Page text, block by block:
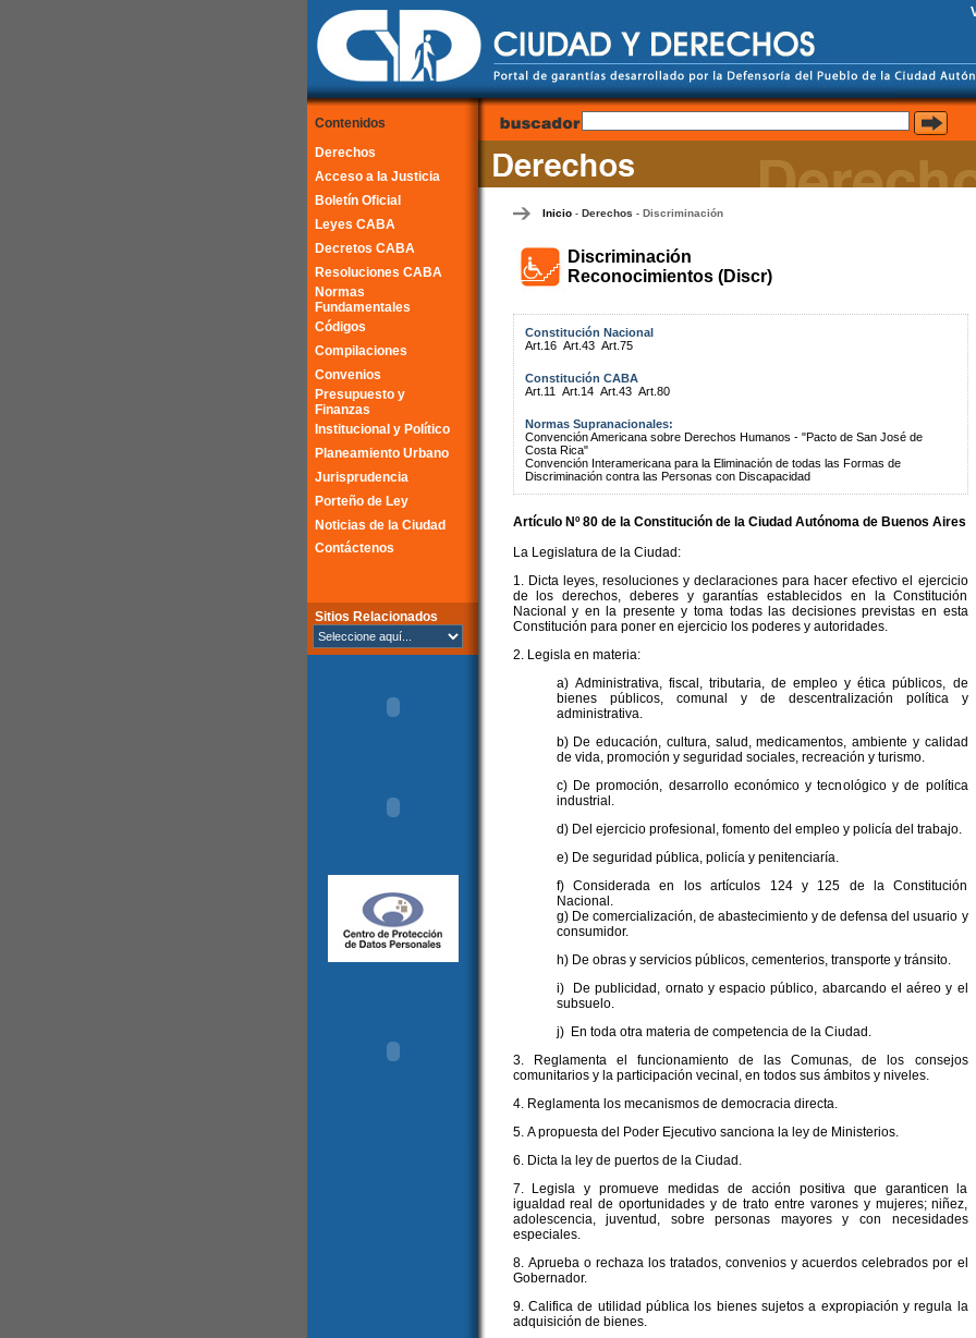
Contenidos
Derechos
Acceso a la Justicia
Boletín Oficial
Leyes CABA
Decretos CABA
Resoluciones CABA
Normas
Fundamentales
Códigos
Compilaciones
Convenios
Presupuesto y
Finanzas
Institucional y Político
Planeamiento Urbano
Jurisprudencia
Porteño de Ley
Noticias de la Ciudad
Contáctenos
Sitios Relacionados
Inicio- Derechos - Discriminación
Discriminación
Reconocimientos (Discr)
Constitución Nacional
Art.16 Art.43 Art.75
Constitución CABA
Art.11
Art.14 Art.43 Art.80
Normas Supranacionales:
Convención Americana sobre Derechos Humanos - "Pacto de San José de
Costa Rica"
Convención Interamericana para la Eliminación de todas las Formas de
Discriminación contra las Personas con Discapacidad
Artículo Nº 80 de la Constituciónde la Ciudad Autónoma de Buenos Aires
La Legislatura de la Ciudad:
1. Dicta leyes, resoluciones y declaraciones para hacer efectivo el ejercicio
de los derechos, deberes y garantías establecidos en la Constitución
Nacional y en la presente y toma todas las decisiones previstas en esta
Constitución para poner en ejercicio los poderes y autoridades.
2. Legisla en materia:
a) Administrativa, fiscal, tributaria, de empleo y ética públicos, de
bienes públicos, comunal y de descentralización política y
administrativa.
b) De educación, cultura, salud, medicamentos, ambiente y calidad
de vida, promoción y seguridad sociales, recreación y turismo.
c) De promoción, desarrollo económico y tecnológico y de política
industrial.
d) Del ejercicio profesional, fomento del empleo y policía del trabajo.
e) De seguridad pública, policía y penitenciaría.
f) Considerada en los artículos 124 y 125 de la Constitución
Nacional.
g) De comercialización, de abastecimiento y de defensa del usuario y
consumidor.
h) De obras y servicios públicos, cementerios, transporte y tránsito.
i) De publicidad, ornato y espacio público, abarcando el aéreo y el
subsuelo.
j) En toda otra materia de competencia de la Ciudad.
3. Reglamenta el funcionamiento de las Comunas, de los consejos
comunitarios y la participación vecinal, en todos sus ámbitos y niveles.
4. Reglamenta los mecanismos de democracia directa.
5. A propuesta del Poder Ejecutivo sanciona la ley de Ministerios.
6. Dicta la ley de puertos de la Ciudad.
7. Legisla y promueve medidas de acción positiva que garanticen la
igualdad real de oportunidades y de trato entre varones y mujeres; niñez,
adolescencia, juventud, sobre personas mayores y con necesidades
especiales.
8. Aprueba o rechaza los tratados, convenios y acuerdos celebrados por el
Gobernador.
9. Califica de utilidad pública los bienes sujetos a expropiación y regula la
adquisición de bienes.